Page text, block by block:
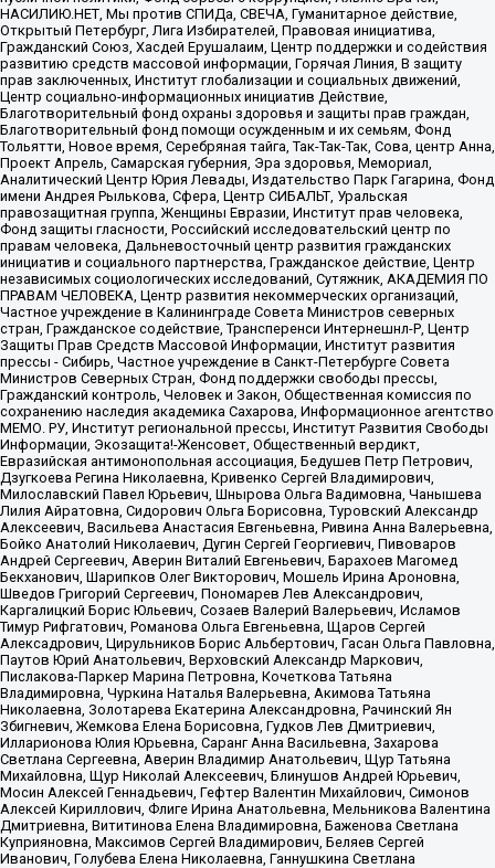
НАСИЛИЮ.НЕТ, Мы против СПИДа, СВЕЧА, Гуманитарное действие,
Открытый Петербург, Лига Избирателей, Правовая инициатива,
Гражданский Союз, Хасдей Ерушалаим, Центр поддержки и содействия
развитию средств массовой информации, Горячая Линия, В защиту
прав заключенных, Институт глобализации и социальных движений,
Центр социально-информационных инициатив Действие,
Благотворительный фонд охраны здоровья и защиты прав граждан,
Благотворительный фонд помощи осужденным и их семьям, Фонд
Тольятти, Новое время, Серебряная тайга, Так-Так-Так, Сова, центр Анна,
Проект Апрель, Самарская губерния, Эра здоровья, Мемориал,
Аналитический Центр Юрия Левады, Издательство Парк Гагарина, Фонд
имени Андрея Рылькова, Сфера, Центр СИБАЛЬТ, Уральская
правозащитная группа, Женщины Евразии, Институт прав человека,
Фонд защиты гласности, Российский исследовательский центр по
правам человека, Дальневосточный центр развития гражданских
инициатив и социального партнерства, Гражданское действие, Центр
независимых социологических исследований, Сутяжник, АКАДЕМИЯ ПО
ПРАВАМ ЧЕЛОВЕКА, Центр развития некоммерческих организаций,
Частное учреждение в Калининграде Совета Министров северных
стран, Гражданское содействие, Трансперенси Интернешнл-Р, Центр
Защиты Прав Средств Массовой Информации, Институт развития
прессы - Сибирь, Частное учреждение в Санкт-Петербурге Совета
Министров Северных Стран, Фонд поддержки свободы прессы,
Гражданский контроль, Человек и Закон, Общественная комиссия по
сохранению наследия академика Сахарова, Информационное агентство
МЕМО. РУ, Институт региональной прессы, Институт Развития Свободы
Информации, Экозащита!-Женсовет, Общественный вердикт,
Евразийская антимонопольная ассоциация, Бедушев Петр Петрович,
Дзугкоева Регина Николаевна, Кривенко Сергей Владимирович,
Милославский Павел Юрьевич, Шнырова Ольга Вадимовна, Чанышева
Лилия Айратовна, Сидорович Ольга Борисовна, Туровский Александр
Алексеевич, Васильева Анастасия Евгеньевна, Ривина Анна Валерьевна,
Бойко Анатолий Николаевич, Дугин Сергей Георгиевич, Пивоваров
Андрей Сергеевич, Аверин Виталий Евгеньевич, Барахоев Магомед
Бекханович, Шарипков Олег Викторович, Мошель Ирина Ароновна,
Шведов Григорий Сергеевич, Пономарев Лев Александрович,
Каргалицкий Борис Юльевич, Созаев Валерий Валерьевич, Исламов
Тимур Рифгатович, Романова Ольга Евгеньевна, Щаров Сергей
Алексадрович, Цирульников Борис Альбертович, Гасан Ольга Павловна,
Паутов Юрий Анатольевич, Верховский Александр Маркович,
Пислакова-Паркер Марина Петровна, Кочеткова Татьяна
Владимировна, Чуркина Наталья Валерьевна, Акимова Татьяна
Николаевна, Золотарева Екатерина Александровна, Рачинский Ян
Збигневич, Жемкова Елена Борисовна, Гудков Лев Дмитриевич,
Илларионова Юлия Юрьевна, Саранг Анна Васильевна, Захарова
Светлана Сергеевна, Аверин Владимир Анатольевич, Щур Татьяна
Михайловна, Щур Николай Алексеевич, Блинушов Андрей Юрьевич,
Мосин Алексей Геннадьевич, Гефтер Валентин Михайлович, Симонов
Алексей Кириллович, Флиге Ирина Анатольевна, Мельникова Валентина
Дмитриевна, Вититинова Елена Владимировна, Баженова Светлана
Куприяновна, Максимов Сергей Владимирович, Беляев Сергей
Иванович, Голубева Елена Николаевна, Ганнушкина Светлана